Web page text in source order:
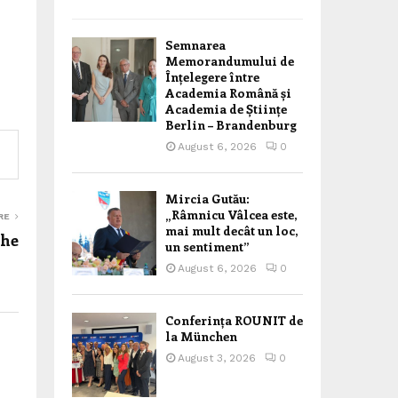
Semnarea
Memorandumului de
Înțelegere între
Academia Română și
Academia de Științe
Berlin – Brandenburg
August 6, 2026 0
Mircia Gutău:
„Râmnicu Vâlcea este,
mai mult decât un loc,
un sentiment”
August 6, 2026 0
Conferința ROUNIT de
la München
August 3, 2026 0